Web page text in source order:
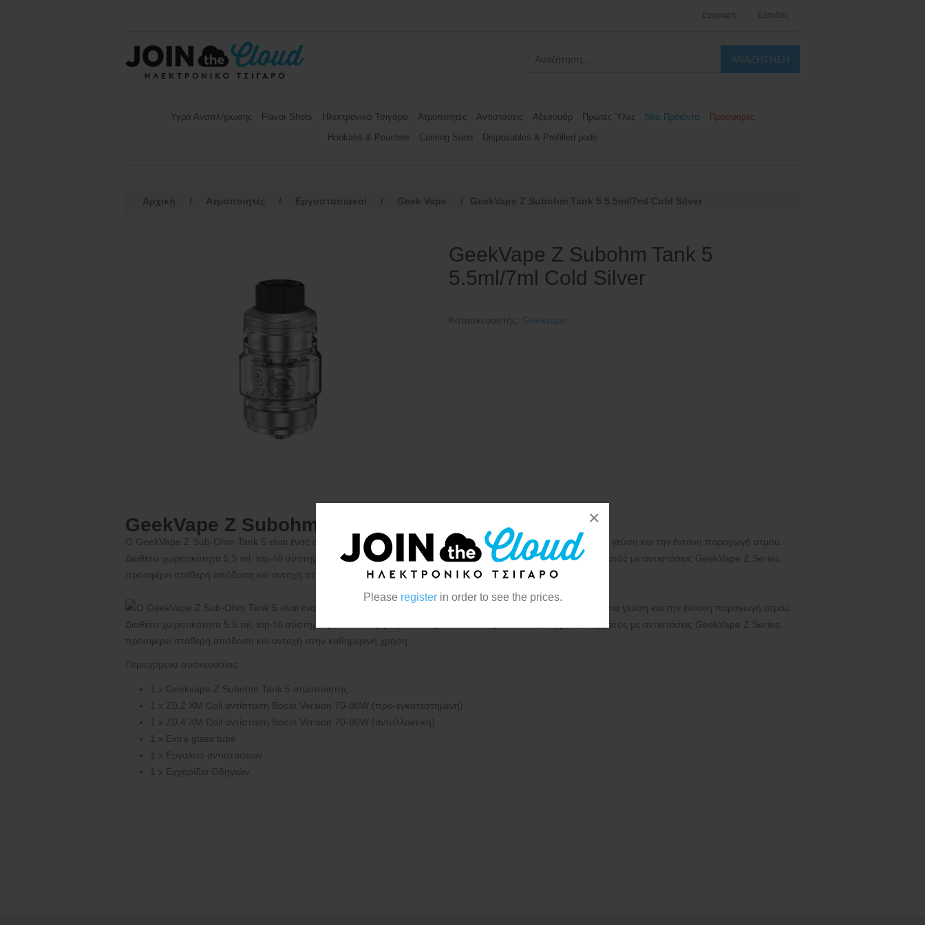
Please registerin order to see the prices.
×
Εγγραφή Είσοδος
Υγρά Αναπλήρωσης Flavor Shots Ηλεκτρονικά Τσιγάρα Ατμοποιητές Αντιστάσεις Αξεσουάρ Πρώτες Ύλες Νέα Προϊόντα
Προσφορές
Hookahs & Pouches
Coming Soon Disposables & Prefilled pods
Αρχική / Ατμοποιητές / Εργοστασιακοί / Geek Vape / GeekVape Z Subohm Tank 5 5.5ml/7ml Cold Silver
GeekVape Z Subohm Tank 5
5.5ml/7ml Cold Silver
Κατασκευαστής: Geekvape
GeekVape Z Subohm Tank 5 5.5ml/7ml
Ο GeekVape Z Sub-Ohm Tank 5 είναι ένας αξιόπιστος sub-ohm tank για DTL άτμισμα, με έμφαση στην πλούσια γεύση και την έντονη παραγωγή ατμού.
Διαθέτει χωρητικότητα 5,5 ml, top-fill σύστημα για εύκολο γέμισμα και top airflow που μειώνει τις διαρροές. Συμβατός με αντιστάσεις GeekVape Z Series,
προσφέρει σταθερή απόδοση και αντοχή στην καθημερινή χρήση.
Περιεχόμενα συσκευασίας
1 x Geekvape Z Subohm Tank 5 ατμοποιητής
1 x Z0.2 XM Coil αντίσταση Boost Version 70-80W (προ-εγκατεστημένη)
1 x Z0.4 XM Coil αντίσταση Boost Version 70-80W (ανταλλακτική)
1 x Extra glass tube
1 x Εργαλείο αντιστάσεων
1 x Εγχειρίδιο Οδηγιών